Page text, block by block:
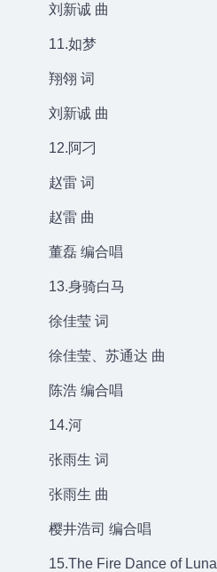
刘新诚 曲
11.如梦
翔翎 词
刘新诚 曲
12.阿刁
赵雷 词
赵雷 曲
董磊 编合唱
13.身骑白马
徐佳莹 词
徐佳莹、苏通达 曲
陈浩 编合唱
14.河
张雨生 词
张雨生 曲
樱井浩司 编合唱
15.The Fire Dance of Luna